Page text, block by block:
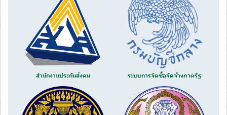
สำนักงานประกันสังคม ระบบการจัดซื้อจัดจ้างภาครัฐ